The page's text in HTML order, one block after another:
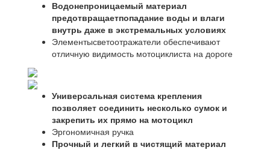
Водонепроницаемый материал
предотвращаетпопадание воды и влаги
внутрь даже в экстремальных условиях
Элементысветоотражатели обеспечивают
отличную видимость мотоциклиста на дороге
Универсальная система крепления
позволяет соединить несколько сумок и
закрепить их прямо на мотоцикл
Эргономичная ручка
Прочный и легкий в чистящий материал